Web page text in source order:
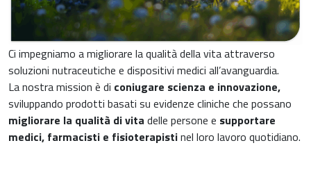
Ci impegniamo a migliorare la qualità della vita attraverso
soluzioni nutraceutiche e dispositivi medici all’avanguardia.
La nostra mission è di coniugare scienza e innovazione,
sviluppando prodotti basati su evidenze cliniche che possano
migliorare la qualità di vita delle persone e supportare
medici, farmacisti e fisioterapistinel loro lavoro quotidiano.